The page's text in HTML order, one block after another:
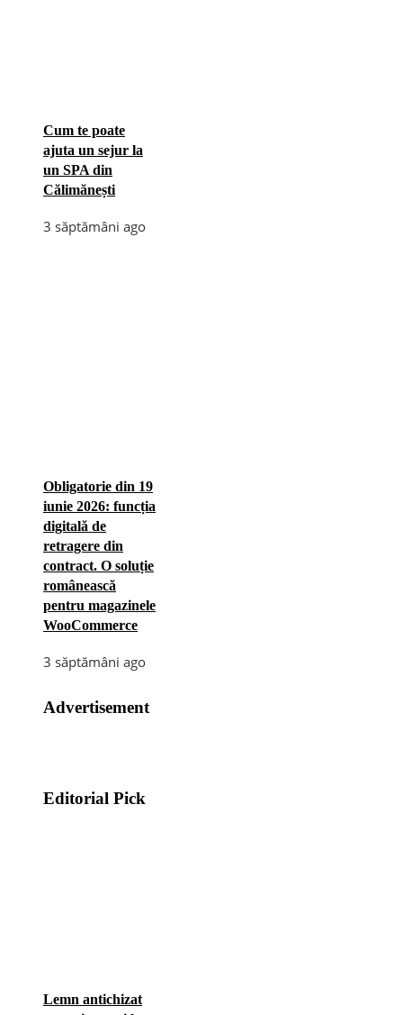
Cum te poate
ajuta un sejur la
un SPA din
Călimănești
3 săptămâni ago
Obligatorie din 19
iunie 2026: funcția
digitală de
retragere din
contract. O soluție
românească
pentru magazinele
WooCommerce
3 săptămâni ago
Advertisement
Editorial Pick
Lemn antichizat